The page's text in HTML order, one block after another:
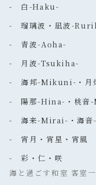
- 白-Haku-
- 瑠璃波・凪波-
- 青波-Aoha-
- 月波-Tsukiha-
- 海邦-Mikuni-・月
- 陽那-Hina-・桃音-
- 海来-Mirai-・海
- 宵月・宵星・宵風
- 彩・仁・咲
海と過ごす和室 客室